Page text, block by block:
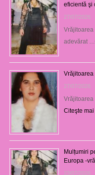
eficientă şi
27/07/2026
Vrăjitoarea
adevărat …
Vrăjitoarea
27/07/2026
Vrăjitoarea
Citeşte
Mulțumiri
Europa -
23/07/2026